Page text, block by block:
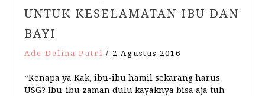
UNTUK KESELAMATAN IBU DAN
BAYI
Ade Delina Putri / 2 Agustus 2016
“Kenapa ya Kak, ibu-ibu hamil sekarang harus
USG? Ibu-ibu zaman dulu kayaknya bisa aja tuh